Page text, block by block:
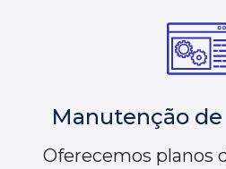
Manutenção
Oferecemos planos